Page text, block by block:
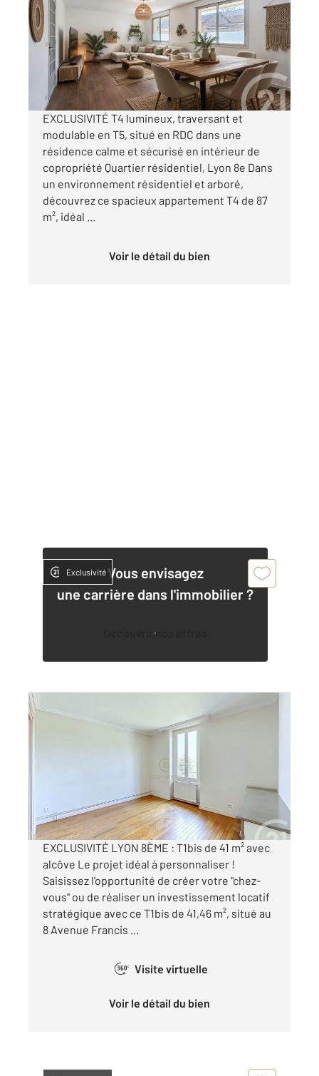
Ref : 2105
Appartement F4 à vendre
209 000 €
Visiter le site dédié
EXCLUSIVITÉ T4 lumineux, traversant et
modulable en T5, situé en RDC dans une
résidence calme et sécurisé en intérieur de
copropriété Quartier résidentiel, Lyon 8e Dans
un environnement résidentiel et arboré,
découvrez ce spacieux appartement T4 de 87
m², idéal ...
Voir le détail du bien
Vous envisagez
une carrière dans l'immobilier ?
Découvrir nos offres
Exclusivité
LYON 69008
, 2 pièces
Appartement T2 à vendre
135 000 €
Visiter le site dédié
EXCLUSIVITÉ LYON 8ÈME : T1bis de 41 m² avec
alcôve Le projet idéal à personnaliser !
Saisissez l'opportunité de créer votre "chez-
vous" ou de réaliser un investissement locatif
stratégique avec ce T1bis de 41,46 m², situé au
8 Avenue Francis ...
360° Visite virtuelle
Voir le détail du bien